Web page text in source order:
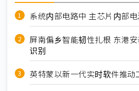
系统内部电路中 主芯片内部
屏南偏乡智能韧性扎根 东港
识别
英特蒙以新一代实时软件推动